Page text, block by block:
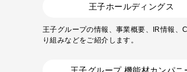
王子ホールディングス
王子グループの情報、事業概要、IR情報、
り組みなどをご紹介します。